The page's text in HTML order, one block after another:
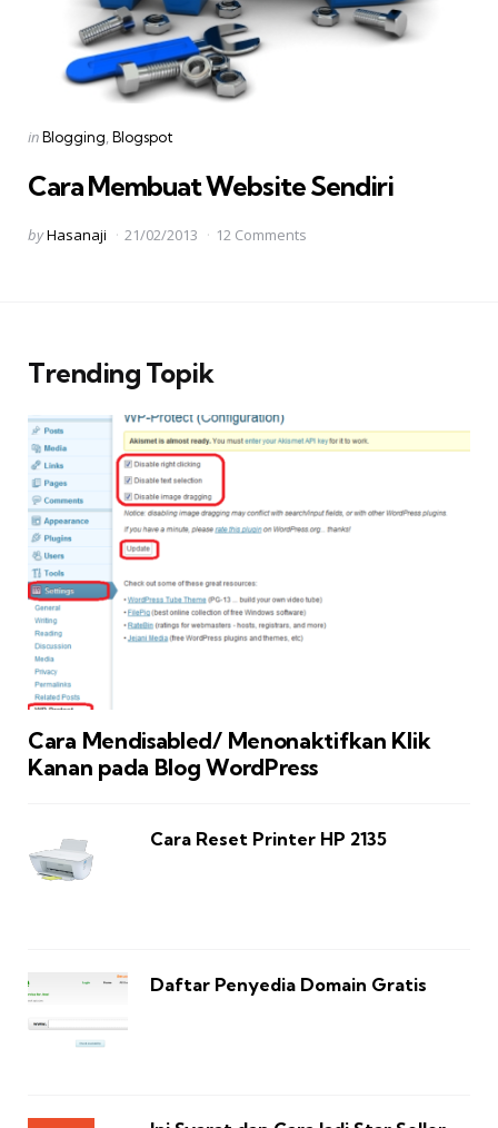
Categories
Posted
inBlogging Blogspot
Cara Membuat Website Sendiri
Posted
byHasanaji 21/02/2013 12 Comments
Trending Topik
Cara Mendisabled/ Menonaktifkan Klik
Kanan pada Blog WordPress
Cara Reset Printer HP 2135
Daftar Penyedia Domain Gratis